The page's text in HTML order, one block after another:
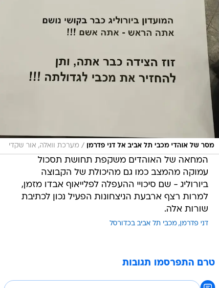
מסר של אוהדי מכבי תל אביב אל דני פדרמן / מערכת וואלה, אור שקדי
המחאה של האוהדים משקפת תחושת תסכול
עמוקה מהמצב כמו גם מהיכולת של הקבוצה
ביורוליג - שם סיכויי ההעפלה לפלייאוף אבדו מזמן,
למרות רצף ארבעת הניצחונות הפעיל נכון לכתיבת
שורות אלה.
דני פדרמן מכבי תל אביב בכדורסל
טרם התפרסמו תגובות